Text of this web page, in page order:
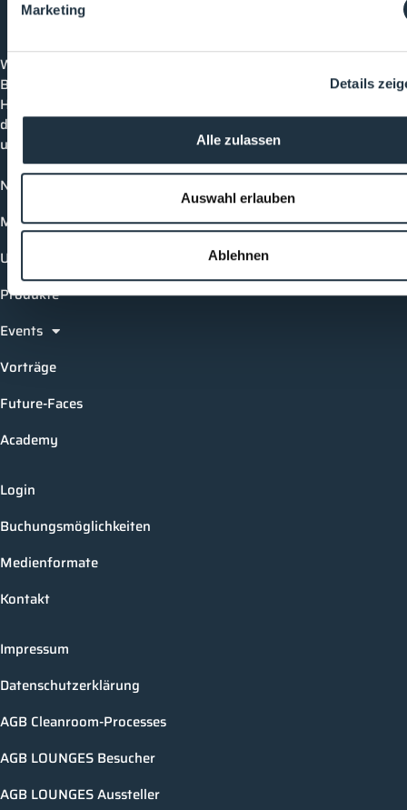
Marketing
Details
Alle zulassen
Auswahl erlauben
Ablehnen
CleanroomProcesses
Willkommen bei CleanroomProcesses, der
Branchenplattform für Reinraum und Prozesstechnik.
Hier bleibst du immer auf dem neuesten Stand, kannst
dich mit anderen verknüpfen und alle relevanten Themen
und Events der Branche entdecken.
News
Mediathek
Unternehmen
Produkte
Events
Vorträge
Future-Faces
Academy
Login
Buchungsmöglichkeiten
Medienformate
Kontakt
Impressum
Datenschutzerklärung
AGB Cleanroom-Processes
AGB LOUNGES Besucher
AGB LOUNGES Aussteller